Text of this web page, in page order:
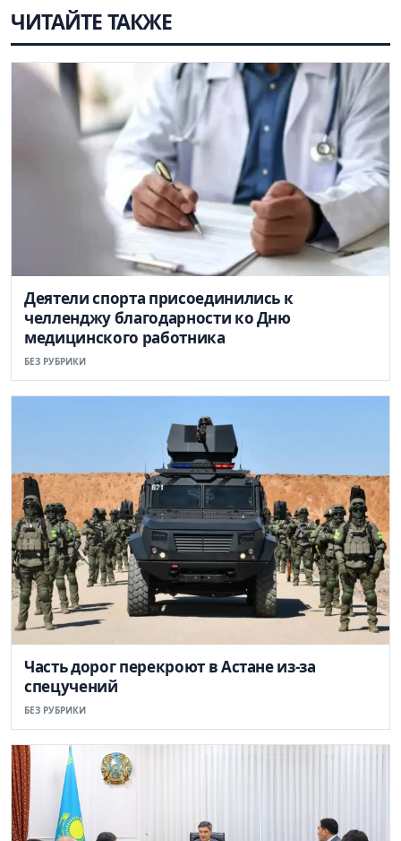
ЧИТАЙТЕ ТАКЖЕ
Деятели спорта присоединились к
челленджу благодарности ко Дню
медицинского работника
БЕЗ РУБРИКИ
Часть дорог перекроют в Астане из-за
спецучений
БЕЗ РУБРИКИ